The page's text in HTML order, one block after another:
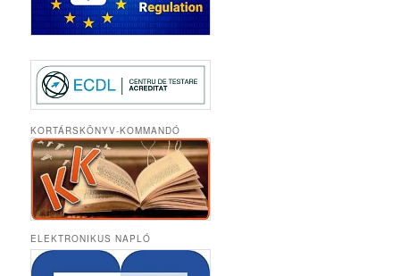
KORTÁRSKÖNYV-KOMMANDÓ
ELEKTRONIKUS NAPLÓ